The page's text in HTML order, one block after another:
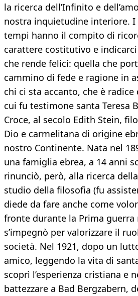
la ricerca dell’Infinito e
nostra inquietudine interiore.
tempi hanno il compito di
carattere costitutivo e indicarci
che rende felici: quella che
cammino di fede e ragione in
chi ci sta accanto, che è
cui fu testimone santa Teresa
Croce, al secolo Edith Stein,
Dio e carmelitana di origine
nostro Continente. Nata nel
una famiglia ebrea, a 14 anni
rinunciò, però, alla ricerca
studio della filosofia (fu
diede da fare anche come
fronte durante la Prima guerra
s’impegnò per valorizzare il
società. Nel 1921, dopo un
amico, leggendo la vita di
scoprì l’esperienza cristiana e
battezzare a Bad Bergzabern,